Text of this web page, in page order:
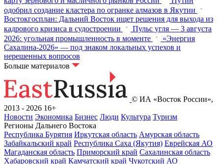
одобрил создание кластера по огранке алмазов в Якутии
Востокгосплан: Дальний Восток ищет решения для выхода из
кадрового кризиса в судостроении
Пульс угля — 3 августа
2026: угольная промышленность в моменте
«Энергия
Сахалина-2026» — под знаком локальных успехов и
нерешенных вопросов
Больше материалов
© ИА «Восток России»,
2013 - 2026 16+
Новости Экономика Бизнес Люди Культура Туризм
Регионы Дальнего Востока
Республика Бурятия Иркутская область Амурская область
Забайкальский край Республика Саха (Якутия) Еврейская АО
Магаданская область Приморский край Сахалинская область
Хабаровский край Камчатский край Чукотский АО